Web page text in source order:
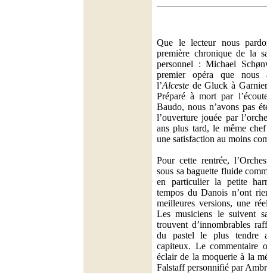
Que le lecteur nous
première chronique de la
personnel : Michael
premier opéra que nous
l’Alceste de Gluck à
Préparé à mort par
Baudo, nous n’avons pas
l’ouverture jouée par
ans plus tard, le même
une satisfaction au moins
Pour cette rentrée,
sous sa baguette fluide
en particulier la petite
tempos du Danois n’ont
meilleures versions, une
Les musiciens le suivent
trouvent d’innombrables
du pastel le plus tendre
capiteux. Le commentaire
éclair de la moquerie à la
Falstaff personnifié par